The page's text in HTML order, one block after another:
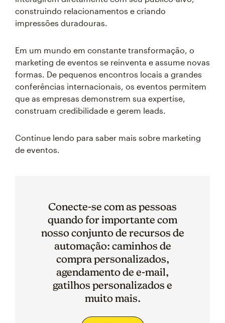
construindo relacionamentos e criando
impressões duradouras.
Em um mundo em constante transformação, o
marketing de eventos se reinventa e assume novas
formas. De pequenos encontros locais a grandes
conferências internacionais, os eventos permitem
que as empresas demonstrem sua expertise,
construam credibilidade e gerem leads.
Continue lendo para saber mais sobre marketing
de eventos.
Conecte-se com as pessoas
quando for importante com
nosso conjunto de recursos de
automação: caminhos de
compra personalizados,
agendamento de e-mail,
gatilhos personalizados e
muito mais.